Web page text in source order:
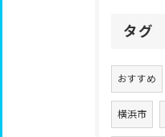
タグ
おすすめ
横浜市